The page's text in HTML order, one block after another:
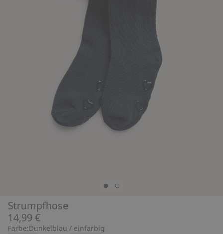
Strumpfhose
14,99 €
Farbe:Dunkelblau / einfarbig